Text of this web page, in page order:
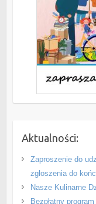
Aktualności:
Zaproszenie do
zgłoszenia do
Nasze Kulinarne
Bezpłatny